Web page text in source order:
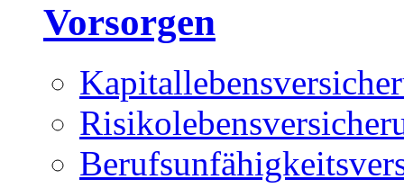
Vorsorgen